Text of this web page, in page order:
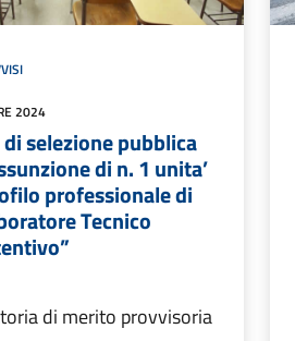
2024
selezione pubblica
di n. 1 unita’
professionale di
Tecnico
di merito provvisoria